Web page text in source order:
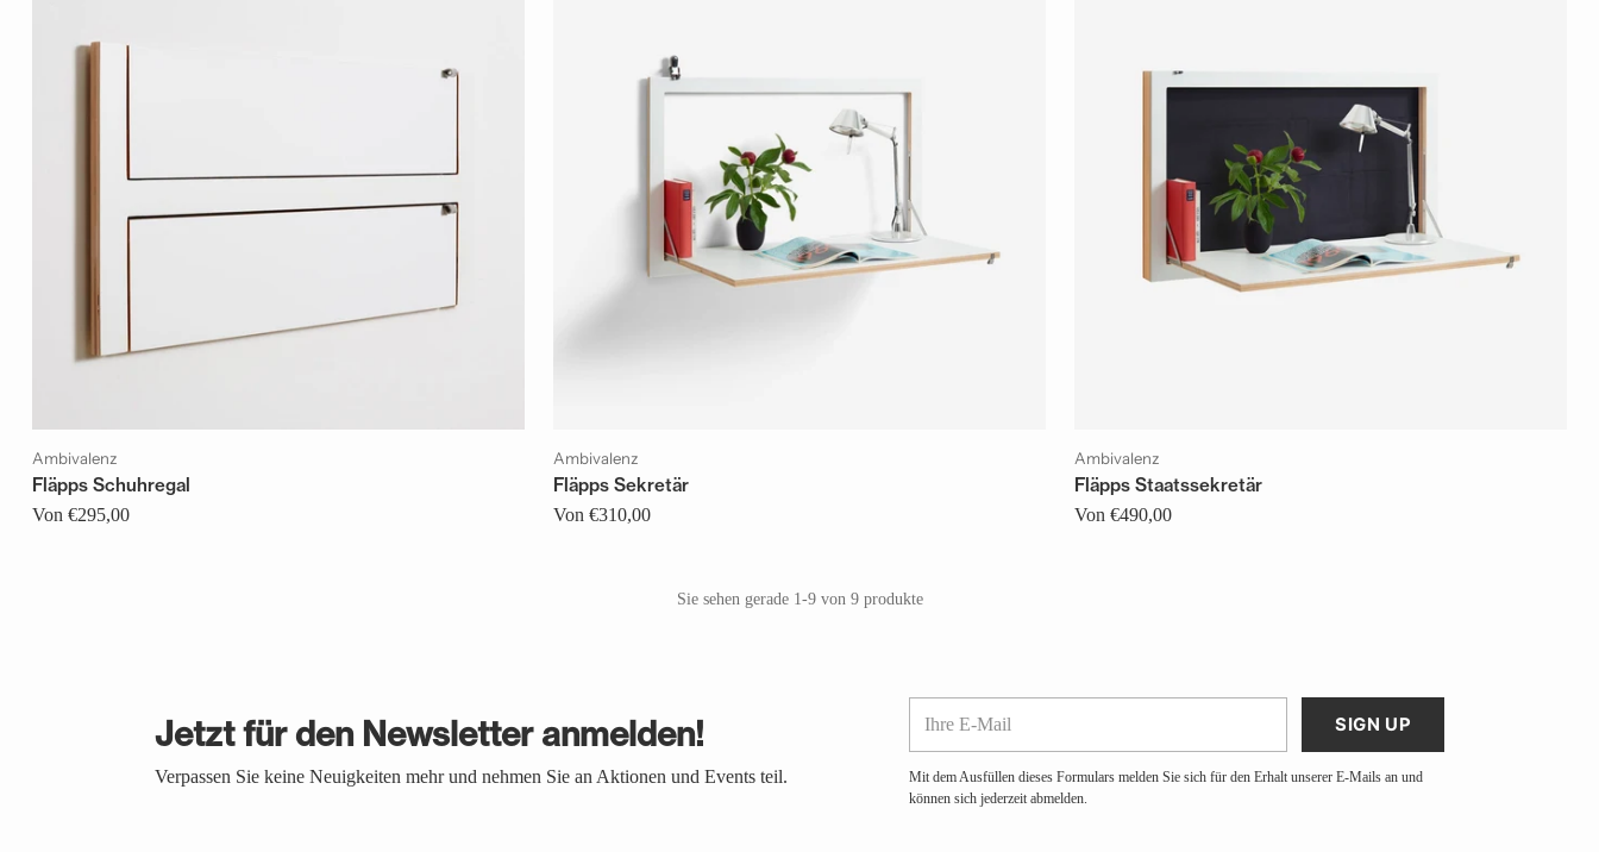
Ambivalenz
Fläpps Schuhregal
Von €295,00
Ambivalenz
Fläpps Sekretär
Von €310,00
Ambivalenz
Fläpps Staatssekretär
Von €490,00
Sie sehen gerade 1-9 von 9 produkte
Jetzt für den Newsletter anmelden!
Verpassen Sie keine Neuigkeiten mehr und nehmen Sie an Aktionen und Events teil.
Mail
SIGN UP
Mit dem Ausfüllen dieses Formulars melden Sie sich für den Erhalt unserer E-Mails an und
können sich jederzeit abmelden.